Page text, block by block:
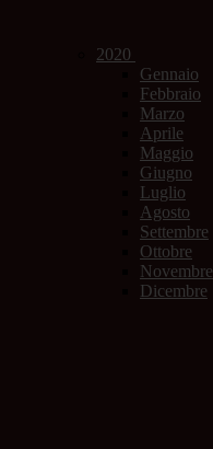
2020
Gennaio
Febbraio
Marzo
Aprile
Maggio
Giugno
Luglio
Agosto
Settembre
Ottobre
Novembre
Dicembre